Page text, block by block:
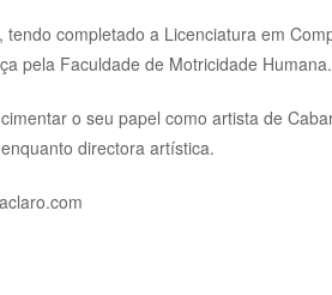
completado a Licenciatura em
pela Faculdade de Motricidade Humana.
o seu papel como artista de
directora artística.